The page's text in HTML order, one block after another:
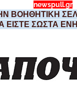
newspull.gr
ΒΟΗΘΗΤΙΚΗ
ΕΙΣΤΕ ΣΩΣΤΑ